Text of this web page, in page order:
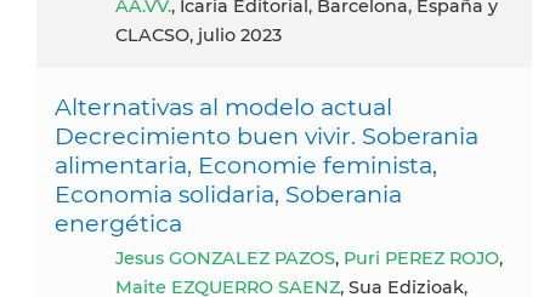
AA.VV., Icaria Editorial, Barcelona, España y
CLACSO, julio 2023
Alternativas al modelo actual
Decrecimiento buen vivir. Soberania
alimentaria, Economie feminista,
Economia solidaria, Soberania
energética
Jesus GONZALEZ PAZOS, Puri PEREZ ROJO,
Maite EZQUERRO SAENZ, Sua Edizioak,